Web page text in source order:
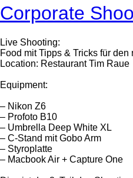
Corporate
Live Shooting:
Food mit Tipps & Tricks für
Location: Restaurant Tim Raue
Equipment:
– Nikon Z6
– Profoto B10
– Umbrella Deep White XL
– C-Stand mit Gobo Arm
– Styroplatte
– Macbook Air + Capture One